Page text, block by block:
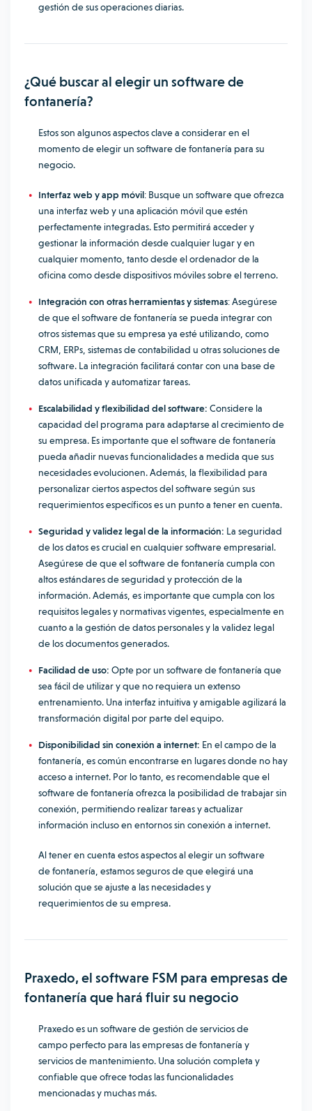
gestión de sus operaciones diarias.
¿Qué buscar al elegir un software de
fontanería?
Estos son algunos aspectos clave a considerar en el
momento de elegir un software de fontanería para su
negocio.
Interfaz web y app móvil: Busque un software que ofrezca
una interfaz web y una aplicación móvil que estén
perfectamente integradas. Esto permitirá acceder y
gestionar la información desde cualquier lugar y en
cualquier momento, tanto desde el ordenador de la
oficina como desde dispositivos móviles sobre el terreno.
Integración con otras herramientas y sistemas: Asegúrese
de que el software de fontanería se pueda integrar con
otros sistemas que su empresa ya esté utilizando, como
CRM, ERPs, sistemas de contabilidad u otras soluciones de
software. La integración facilitará contar con una base de
datos unificada y automatizar tareas.
Escalabilidad y flexibilidad del software: Considere la
capacidad del programa para adaptarse al crecimiento de
su empresa. Es importante que el software de fontanería
pueda añadir nuevas funcionalidades a medida que sus
necesidades evolucionen. Además, la flexibilidad para
personalizar ciertos aspectos del software según sus
requerimientos específicos es un punto a tener en cuenta.
Seguridad y validez legal de la información: La seguridad
de los datos es crucial en cualquier software empresarial.
Asegúrese de que el software de fontanería cumpla con
altos estándares de seguridad y protección de la
información. Además, es importante que cumpla con los
requisitos legales y normativas vigentes, especialmente en
cuanto a la gestión de datos personales y la validez legal
de los documentos generados.
Facilidad de uso: Opte por un software de fontanería que
sea fácil de utilizar y que no requiera un extenso
entrenamiento. Una interfaz intuitiva y amigable agilizará la
transformación digital por parte del equipo.
Disponibilidad sin conexión a internet: En el campo de la
fontanería, es común encontrarse en lugares donde no hay
acceso a internet. Por lo tanto, es recomendable que el
software de fontanería ofrezca la posibilidad de trabajar sin
conexión, permitiendo realizar tareas y actualizar
información incluso en entornos sin conexión a internet.
Al tener en cuenta estos aspectos al elegir un software
de fontanería, estamos seguros de que elegirá una
solución que se ajuste a las necesidades y
requerimientos de su empresa.
Praxedo, el software FSM para empresas de
fontanería que hará fluir su negocio
Praxedo es un software de gestión de servicios de
campo perfecto para las empresas de fontanería y
servicios de mantenimiento. Una solución completa y
confiable que ofrece todas las funcionalidades
mencionadas y muchas más.